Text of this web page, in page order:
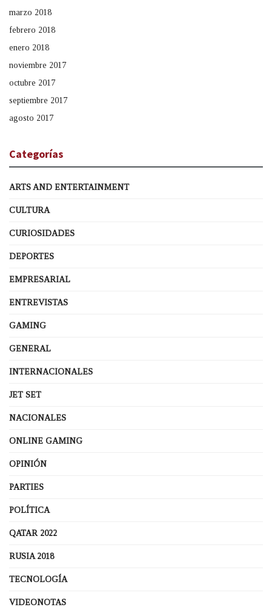
marzo 2018
febrero 2018
enero 2018
noviembre 2017
octubre 2017
septiembre 2017
agosto 2017
Categorías
ARTS AND ENTERTAINMENT
CULTURA
CURIOSIDADES
DEPORTES
EMPRESARIAL
ENTREVISTAS
GAMING
GENERAL
INTERNACIONALES
JET SET
NACIONALES
ONLINE GAMING
OPINIÓN
PARTIES
POLÍTICA
QATAR 2022
RUSIA 2018
TECNOLOGÍA
VIDEONOTAS